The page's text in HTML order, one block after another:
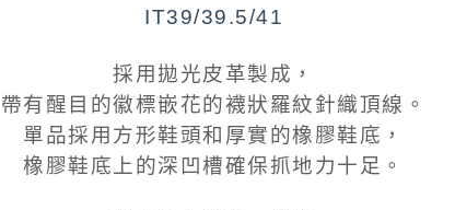
IT39/39.5/41
採用拋光皮革製成，
帶有醒目的徽標嵌花的襪狀羅紋針織頂線。
單品採用方形鞋頭和厚實的橡膠鞋底，
橡膠鞋底上的深凹槽確保抓地力十足。